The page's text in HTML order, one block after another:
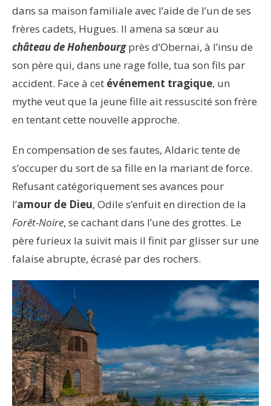
dans sa maison familiale avec l’aide de l’un de ses
frères cadets, Hugues. Il amena sa sœur au
château deHohenbourgprès d’Obernai, à l’insu de
son père qui, dans une rage folle, tua son fils par
accident. Face à cet événement tragique, un
mythe veut que la jeune fille ait ressuscité son frère
en tentant cette nouvelle approche.
En compensation de ses fautes, Aldaric tente de
s’occuper du sort de sa fille en la mariant de force.
Refusant catégoriquement ses avances pour
l’amour de Dieu, Odile s’enfuit en direction de la
Forêt-Noire, se cachant dans l’une des grottes. Le
père furieux la suivit mais il finit par glisser sur une
falaise abrupte, écrasé par des rochers.